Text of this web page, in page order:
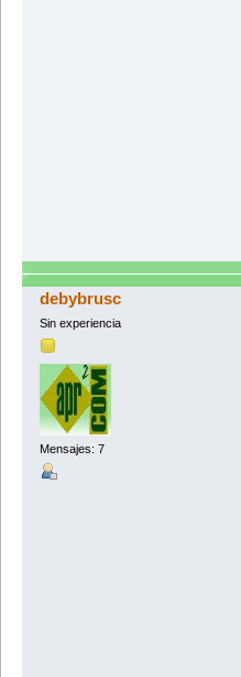
debybrusc
Sin experiencia
Mensajes: 7